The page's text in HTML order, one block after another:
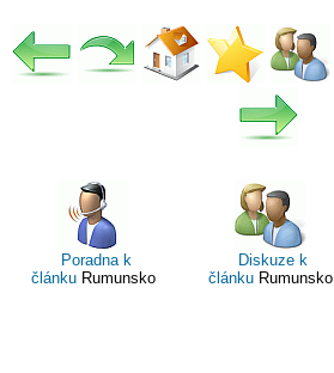
Poradna k
článku Rumunsko
Diskuze k
článku Rumunsko